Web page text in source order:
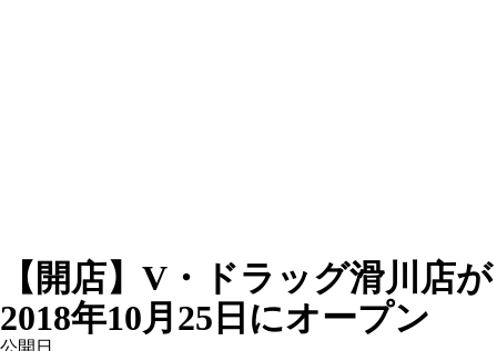
【開店】V・ドラッグ滑川店が
2018年10月25日にオープン
公開日